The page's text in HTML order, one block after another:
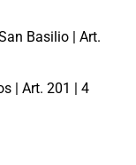
Basilio | Art.
| Art. 201 | 4